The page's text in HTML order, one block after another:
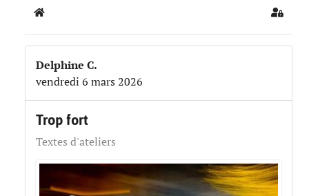
Home Sign In
Delphine C.
vendredi 6 mars 2026
Trop fort
Textes d'ateliers